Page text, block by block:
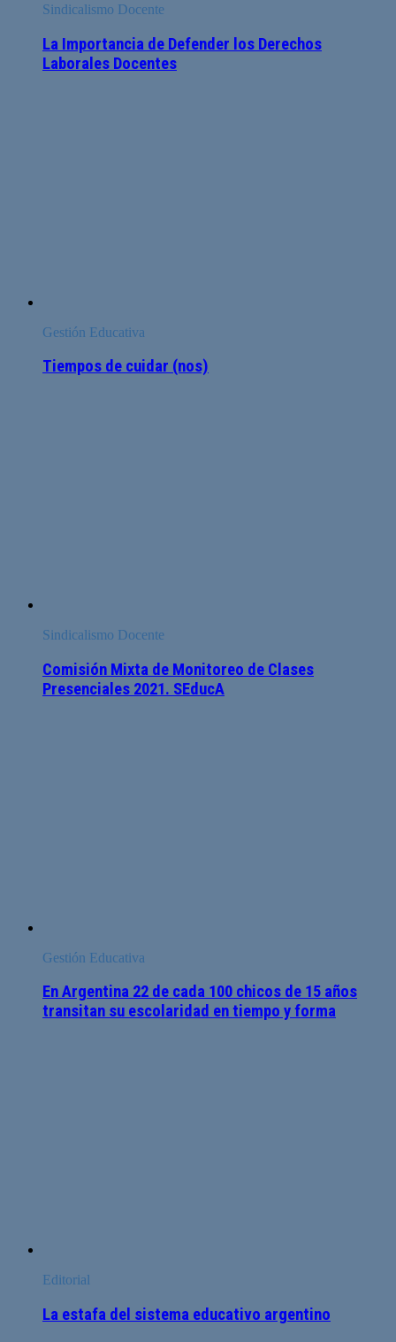
Sindicalismo Docente
La Importancia de Defender los Derechos
Laborales Docentes
Gestión Educativa
Tiempos de cuidar (nos)
Sindicalismo Docente
Comisión Mixta de Monitoreo de Clases
Presenciales 2021. SEducA
Gestión Educativa
En Argentina 22 de cada 100 chicos de 15 años
transitan su escolaridad en tiempo y forma
Editorial
La estafa del sistema educativo argentino